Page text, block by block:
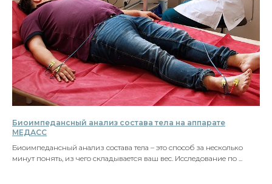
Биоимпедансный анализ состава тела на аппарате
МЕДАСС
Биоимпедансный анализ состава тела – это способ за несколько
минут понять, из чего складывается ваш вес. Исследование по ...